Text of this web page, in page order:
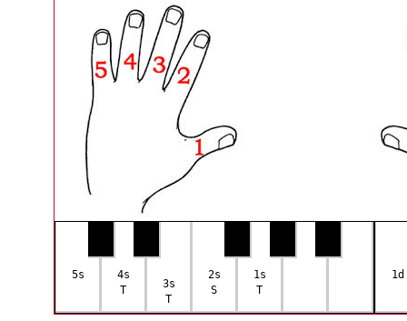
5s
4s
T
3s
T
2s
S
1s
T
1d